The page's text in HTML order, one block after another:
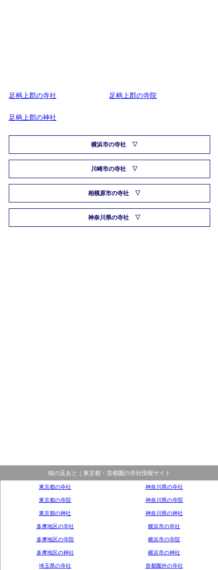
足柄上郡の寺社 足柄上郡の寺院
足柄上郡の神社
横浜市の寺社
川崎市の寺社
相模原市の寺社
神奈川県の寺社
猫の足あと｜東京都・首都圏の寺社情報サイト
東京都の寺社
東京都の寺院
東京都の神社
多摩地区の寺社
多摩地区の寺院
多摩地区の神社
神奈川県の寺社
神奈川県の寺院
神奈川県の神社
横浜市の寺社
横浜市の寺院
横浜市の神社
埼玉県の寺社 首都圏外の寺社